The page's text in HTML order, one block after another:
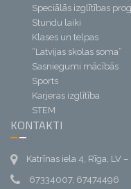
Speciālās izglītības
Stundu laiki
Klases un telpas
“Latvijas skolas soma”
Sasniegumi mācībās
Sports
Karjeras izglītība
STEM
KONTAKTI
Katrīnas iela 4, Rīga, LV –
67334007, 67474496